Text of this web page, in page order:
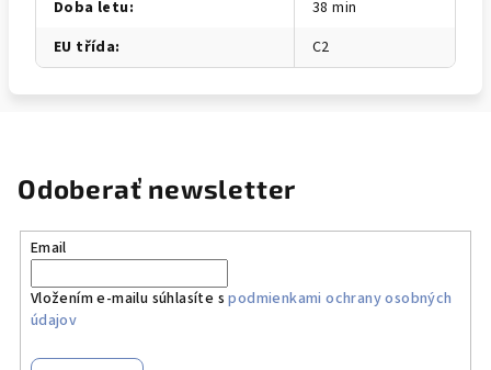
Doba letu:
38 min
EU třída: C2
Odoberať newsletter
Email
Vložením e-mailu súhlasíte spodmienkami ochrany osobných
údajov